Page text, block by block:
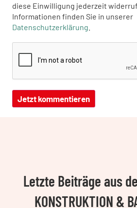
diese Einwilligung jederzeit
Informationen finden Sie in unserer
Datenschutzerklärung
Letzte Beiträge aus
KONSTRUKTION &